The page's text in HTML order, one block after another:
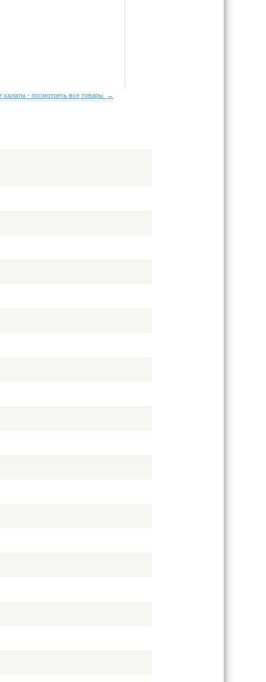
халаты - посмотреть все товары →